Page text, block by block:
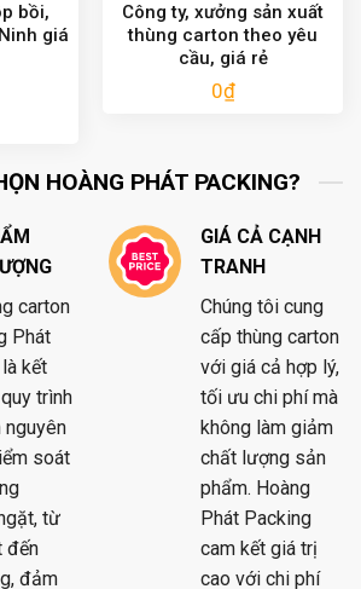
bồi,
giá
Công ty, xưởng sản xuất
thùng carton theo yêu
cầu, giá rẻ
0₫
HOÀNG PHÁT PACKING?
carton
Phát
kết
trình
nguyên
soát
từ
đến
đảm
GIÁ CẢ CẠNH
TRANH
Chúng tôi cung
cấp thùng carton
với giá cả hợp lý,
tối ưu chi phí mà
không làm giảm
chất lượng sản
phẩm. Hoàng
Phát Packing
cam kết giá trị
cao với chi phí